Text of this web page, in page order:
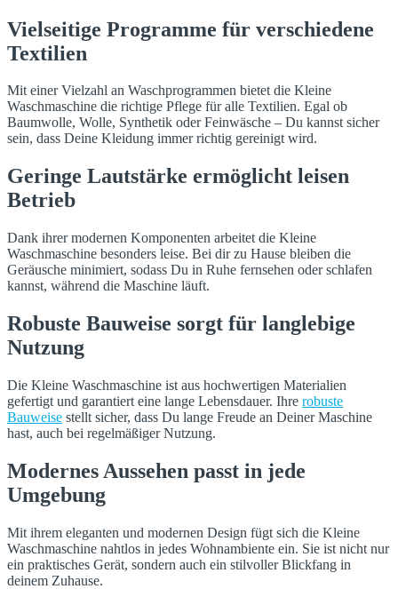
Vielseitige Programme für verschiedene
Textilien
Mit einer Vielzahl an Waschprogrammen bietet die Kleine
Waschmaschine die richtige Pflege für alle Textilien. Egal ob
Baumwolle, Wolle, Synthetik oder Feinwäsche – Du kannst sicher
sein, dass Deine Kleidung immer richtig gereinigt wird.
Geringe Lautstärke ermöglicht leisen
Betrieb
Dank ihrer modernen Komponenten arbeitet die Kleine
Waschmaschine besonders leise. Bei dir zu Hause bleiben die
Geräusche minimiert, sodass Du in Ruhe fernsehen oder schlafen
kannst, während die Maschine läuft.
Robuste Bauweise sorgt für langlebige
Nutzung
Die Kleine Waschmaschine ist aus hochwertigen Materialien
gefertigt und garantiert eine lange Lebensdauer. Ihre robuste
Bauweise stellt sicher, dass Du lange Freude an Deiner Maschine
hast, auch bei regelmäßiger Nutzung.
Modernes Aussehen passt in jede
Umgebung
Mit ihrem eleganten und modernen Design fügt sich die Kleine
Waschmaschine nahtlos in jedes Wohnambiente ein. Sie ist nicht nur
ein praktisches Gerät, sondern auch ein stilvoller Blickfang in
deinem Zuhause.